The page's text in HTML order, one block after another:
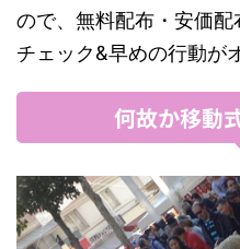
ので、無料配布・安価
チェック&早めの行動が
何故か移動